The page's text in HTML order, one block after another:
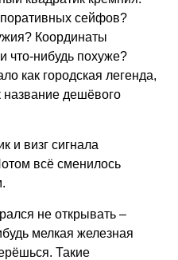
сейфов?
Координаты
что-нибудь похуже?
как городская легенда,
название дешёвого
и визг сигнала
всё сменилось
не открывать –
мелкая железная
Такие